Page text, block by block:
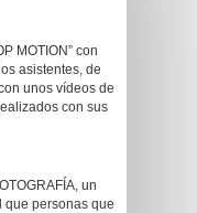
MOTION” con
asistentes, de
unos vídeos de
con sus
un
que personas que